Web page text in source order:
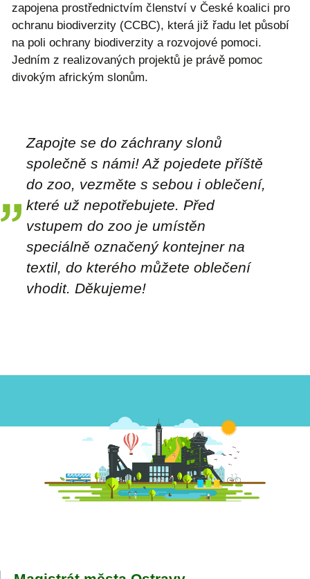
zapojena prostřednictvím členství v České koalici pro
ochranu biodiverzity (CCBC), která již řadu let působí
na poli ochrany biodiverzity a rozvojové pomoci.
Jedním z realizovaných projektů je právě pomoc
divokým africkým slonům.
Zapojte se do záchrany slonů
společně s námi! Až pojedete příště
do zoo, vezměte s sebou i oblečení,
které už nepotřebujete. Před
vstupem do zoo je umístěn
speciálně označený kontejner na
textil, do kterého můžete oblečení
vhodit. Děkujeme!